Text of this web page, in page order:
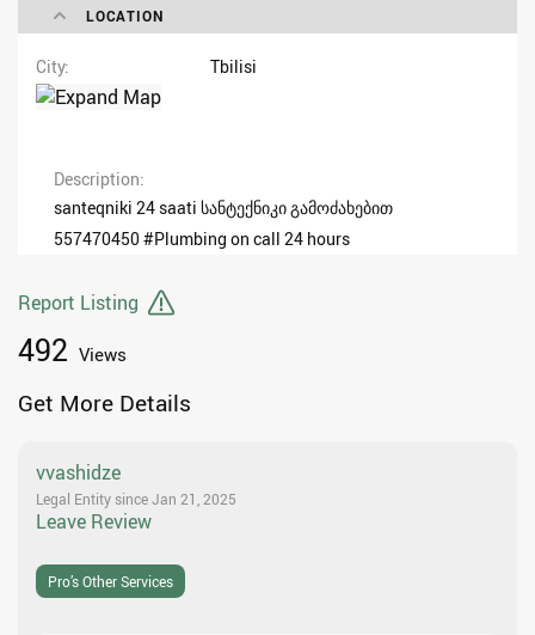
LOCATION
City Tbilisi
Description
santeqniki 24 saati სანტექნიკი გამოძახებით
557470450 #Plumbing on call 24 hours
Report Listing
492 Views
Get More Details
vvashidze
Legal Entity since Jan 21, 2025
Leave Review
Pro’s Other Services